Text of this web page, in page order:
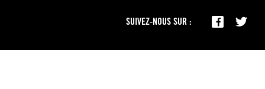
SUIVEZ-NOUS SUR :